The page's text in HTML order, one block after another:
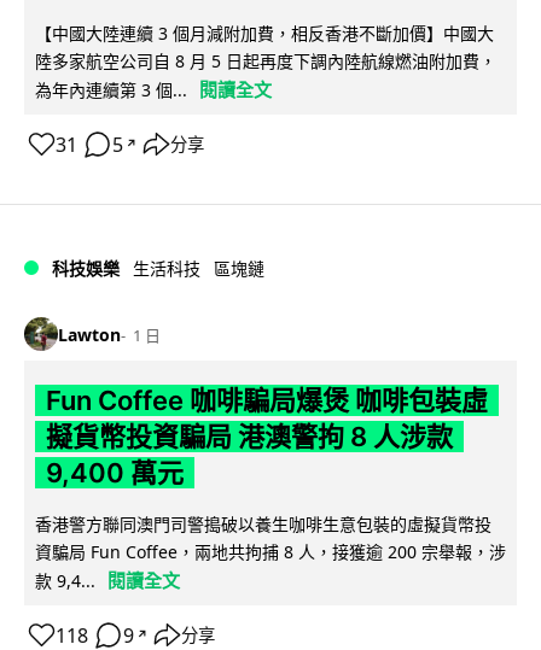
【中國大陸連續 3 個月減附加費，相反香港不斷加價】中國大
陸多家航空公司自 8 月 5 日起再度下調內陸航線燃油附加費，
為年內連續第 3 個...
閱讀全文
31 5 ↗ 分享
科技娛樂 生活科技 區塊鏈
Lawton 1 日
Fun Coffee 咖啡騙局爆煲 咖啡包裝虛
擬貨幣投資騙局 港澳警拘 8 人涉款
9,400 萬元
香港警方聯同澳門司警搗破以養生咖啡生意包裝的虛擬貨幣投
資騙局 Fun Coffee，兩地共拘捕 8 人，接獲逾 200 宗舉報，涉
款 9,4...
閱讀全文
118 9 ↗ 分享